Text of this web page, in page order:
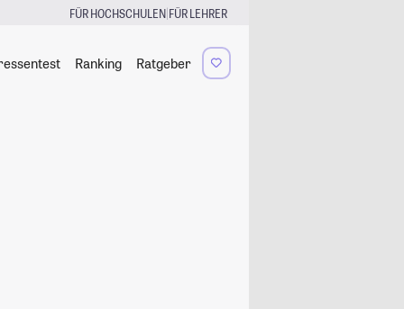
FÜR HOCHSCHULEN|FÜR LEHRER
Ranking Ratgeber